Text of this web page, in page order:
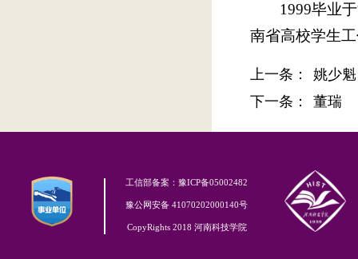
1999毕业
南省高校学生
上一条：
姚少魁
下一条：
董瑞
工信部备案：豫ICP备05002482
豫公网安备 41070202000140号
CopyRights 2018 河南科技学院